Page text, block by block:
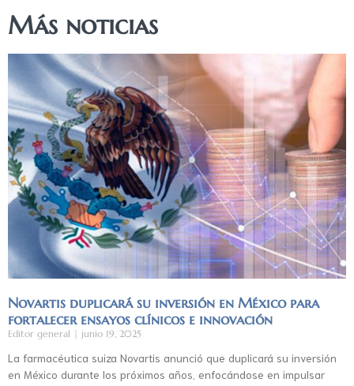
Más noticias
Novartis duplicará su inversión en México para
fortalecer ensayos clínicos e innovación
Editor general junio 19, 2025
La farmacéutica suiza Novartis anunció que duplicará su inversión
en México durante los próximos años, enfocándose en impulsar